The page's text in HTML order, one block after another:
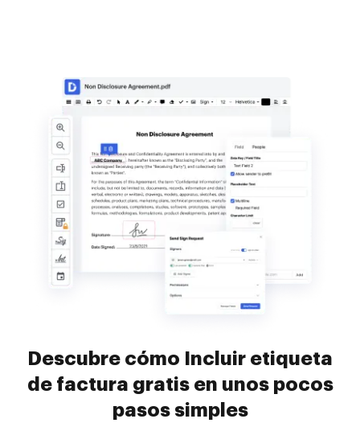
Descubre cómo Incluir etiqueta
de factura gratis en unos pocos
pasos simples